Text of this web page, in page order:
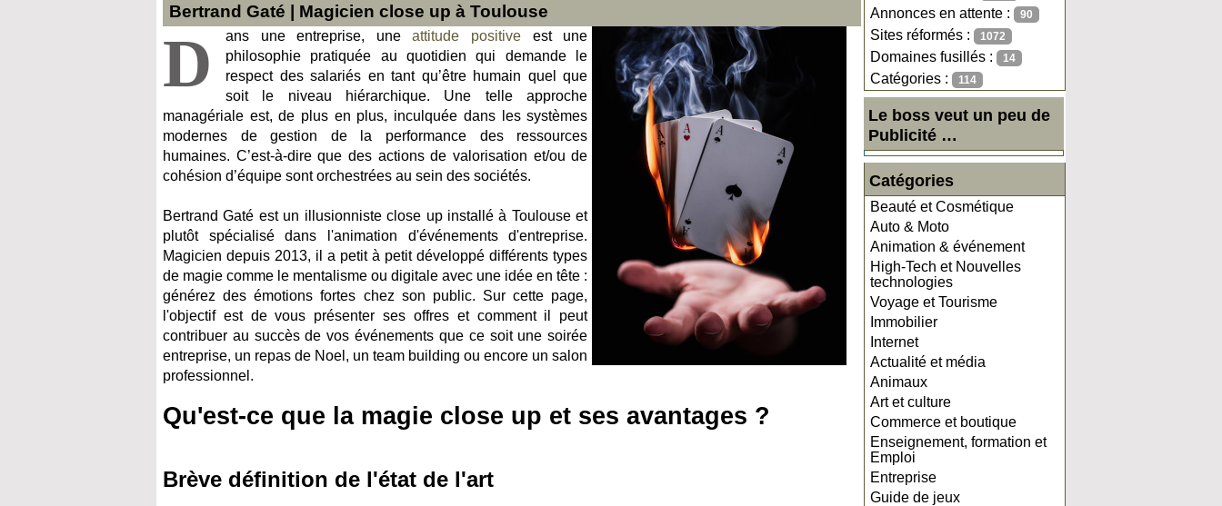
Annonces en attente : 90
Sites réformés : 1072
Domaines fusillés : 14
Catégories : 114
Le boss veut un peu de
Publicité …
Catégories
Beauté et Cosmétique
Auto & Moto
Animation & événement
High-Tech et Nouvelles
technologies
Voyage et Tourisme
Immobilier
Internet
Actualité et média
Animaux
Art et culture
Commerce et boutique
Enseignement, formation et
Emploi
Entreprise
Guide de jeux
Bertrand Gaté | Magicien close up à Toulouse
D ans une entreprise, uneattitude positive est une
philosophie pratiquée au quotidien qui demande le
respect des salariés en tant qu’être humain quel que
soit le niveau hiérarchique. Une telle approche
managériale est, de plus en plus, inculquée dans les systèmes
modernes de gestion de la performance des ressources
humaines. C’est-à-dire que des actions de valorisation et/ou de
cohésion d’équipe sont orchestrées au sein des sociétés.
Bertrand Gaté est un illusionniste close up installé à Toulouse et
plutôt spécialisé dans l'animation d'événements d'entreprise.
Magicien depuis 2013, il a petit à petit développé différents types
de magie comme le mentalisme ou digitale avec une idée en tête :
générez des émotions fortes chez son public. Sur cette page,
l'objectif est de vous présenter ses offres et comment il peut
contribuer au succès de vos événements que ce soit une soirée
entreprise, un repas de Noel, un team building ou encore un salon
professionnel.
Qu'est-ce que la magie close up et ses avantages ?
Brève définition de l'état de l'art